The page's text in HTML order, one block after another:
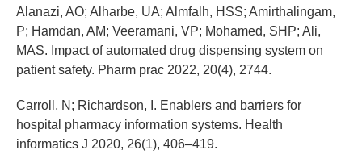
Alanazi, AO; Alharbe, UA; Almfalh, HSS; Amirthalingam,
P; Hamdan, AM; Veeramani, VP; Mohamed, SHP; Ali,
MAS. Impact of automated drug dispensing system on
patient safety. Pharm prac 2022, 20(4), 2744.
Carroll, N; Richardson, I. Enablers and barriers for
hospital pharmacy information systems. Health
informatics J 2020, 26(1), 406–419.